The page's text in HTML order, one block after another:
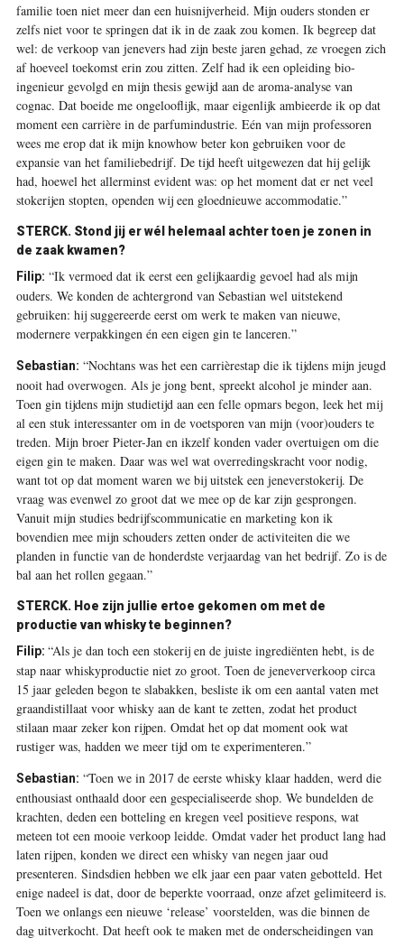
familie toen niet meer dan een huisnijverheid. Mijn ouders stonden er
zelfs niet voor te springen dat ik in de zaak zou komen. Ik begreep dat
wel: de verkoop van jenevers had zijn beste jaren gehad, ze vroegen zich
af hoeveel toekomst erin zou zitten. Zelf had ik een opleiding bio-
ingenieur gevolgd en mijn thesis gewijd aan de aroma-analyse van
cognac. Dat boeide me ongelooflijk, maar eigenlijk ambieerde ik op dat
moment een carrière in de parfumindustrie. Eén van mijn professoren
wees me erop dat ik mijn knowhow beter kon gebruiken voor de
expansie van het familiebedrijf. De tijd heeft uitgewezen dat hij gelijk
had, hoewel het allerminst evident was: op het moment dat er net veel
stokerijen stopten, openden wij een gloednieuwe accommodatie.”
STERCK. Stond jij er wél helemaal achter toen je zonen in
de zaak kwamen?
Filip: “Ik vermoed dat ik eerst een gelijkaardig gevoel had als mijn
ouders. We konden de achtergrond van Sebastian wel uitstekend
gebruiken: hij suggereerde eerst om werk te maken van nieuwe,
modernere verpakkingen én een eigen gin te lanceren.”
Sebastian: “Nochtans was het een carrièrestap die ik tijdens mijn jeugd
nooit had overwogen. Als je jong bent, spreekt alcohol je minder aan.
Toen gin tijdens mijn studietijd aan een felle opmars begon, leek het mij
al een stuk interessanter om in de voetsporen van mijn (voor)ouders te
treden. Mijn broer Pieter-Jan en ikzelf konden vader overtuigen om die
eigen gin te maken. Daar was wel wat overredingskracht voor nodig,
want tot op dat moment waren we bij uitstek een jeneverstokerij. De
vraag was evenwel zo groot dat we mee op de kar zijn gesprongen.
Vanuit mijn studies bedrijfscommunicatie en marketing kon ik
bovendien mee mijn schouders zetten onder de activiteiten die we
planden in functie van de honderdste verjaardag van het bedrijf. Zo is de
bal aan het rollen gegaan.”
STERCK. Hoe zijn jullie ertoe gekomen om met de
productie van whisky te beginnen?
Filip: “Als je dan toch een stokerij en de juiste ingrediënten hebt, is de
stap naar whiskyproductie niet zo groot. Toen de jeneververkoop circa
15 jaar geleden begon te slabakken, besliste ik om een aantal vaten met
graandistillaat voor whisky aan de kant te zetten, zodat het product
stilaan maar zeker kon rijpen. Omdat het op dat moment ook wat
rustiger was, hadden we meer tijd om te experimenteren.”
Sebastian: “Toen we in 2017 de eerste whisky klaar hadden, werd die
enthousiast onthaald door een gespecialiseerde shop. We bundelden de
krachten, deden een botteling en kregen veel positieve respons, wat
meteen tot een mooie verkoop leidde. Omdat vader het product lang had
laten rijpen, konden we direct een whisky van negen jaar oud
presenteren. Sindsdien hebben we elk jaar een paar vaten gebotteld. Het
enige nadeel is dat, door de beperkte voorraad, onze afzet gelimiteerd is.
Toen we onlangs een nieuwe ‘release’ voorstelden, was die binnen de
dag uitverkocht. Dat heeft ook te maken met de onderscheidingen van